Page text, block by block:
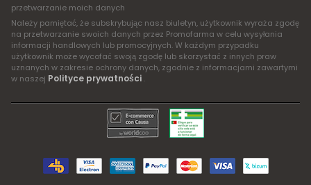
przetwarzanie moich danych
Należy pamiętać, że subskrybując nasz biuletyn, użytkownik wyraża zgodę
na przetwarzanie swoich danych przez Promofarma w celu wysyłania
informacji handlowych lub promocyjnych. W każdym przypadku
użytkownik może wycofać swoją zgodę lub skorzystać z innych praw
uznanych w zakresie ochrony danych, zgodnie z informacjami zawartymi
w naszej Polityce prywatności .